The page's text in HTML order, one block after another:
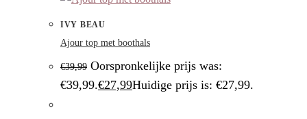
IVY BEAU
Ajour top met boothals
€39,99 Oorspronkelijke prijs was:
€39,99.€27,99Huidige prijs is: €27,99.